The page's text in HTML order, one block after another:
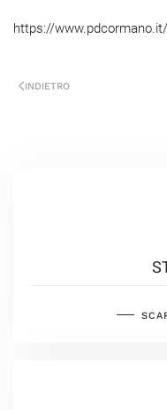
https://
INDIETRO